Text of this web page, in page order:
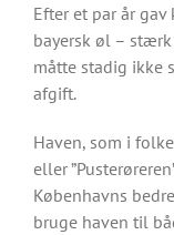
Efter et par år
bayersk øl –
måtte stadig ikke
afgift.
Haven, som i
eller
Københavns
bruge haven til